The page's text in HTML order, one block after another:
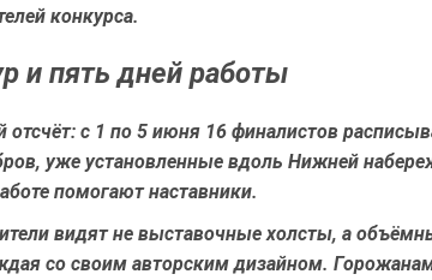
конкурса.
и пять дней работы
отсчёт: с 1 по 5 июня 16 финалистов
уже установленные вдоль Нижней
помогают наставники.
видят не выставочные холсты, а
со своим авторским дизайном.